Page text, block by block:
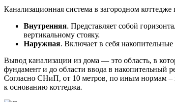
Канализационная система в загородном коттедже
Внутренняя. Представляет собой
вертикальному стояку.
Наружная. Включает в себя
Вывод канализации из дома — это область, в
фундамент и до области ввода в накопительный
Согласно СНиП, от 10 метров, по иным нормам –
к основанию коттеджа.